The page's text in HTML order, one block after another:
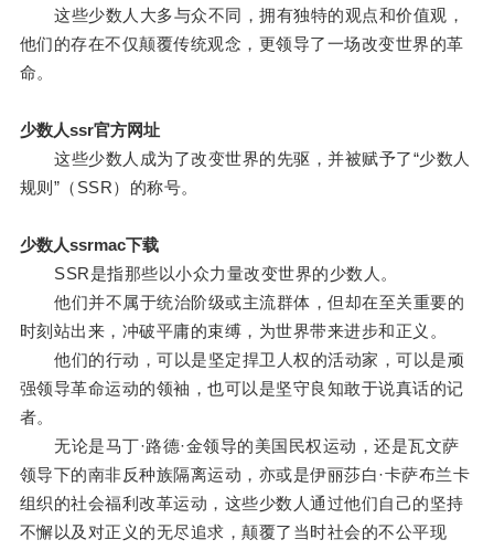
这些少数人大多与众不同，拥有独特的观点和价值观，
他们的存在不仅颠覆传统观念，更领导了一场改变世界的革
命。
少数人ssr官方网址
这些少数人成为了改变世界的先驱，并被赋予了“少数人
规则”（SSR）的称号。
少数人ssrmac下载
SSR是指那些以小众力量改变世界的少数人。
他们并不属于统治阶级或主流群体，但却在至关重要的
时刻站出来，冲破平庸的束缚，为世界带来进步和正义。
他们的行动，可以是坚定捍卫人权的活动家，可以是顽
强领导革命运动的领袖，也可以是坚守良知敢于说真话的记
者。
无论是马丁·路德·金领导的美国民权运动，还是瓦文萨
领导下的南非反种族隔离运动，亦或是伊丽莎白·卡萨布兰卡
组织的社会福利改革运动，这些少数人通过他们自己的坚持
不懈以及对正义的无尽追求，颠覆了当时社会的不公平现